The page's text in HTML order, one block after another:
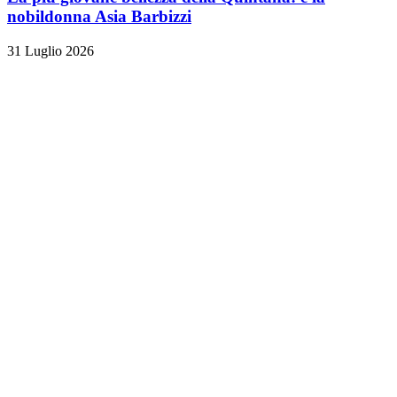
nobildonna Asia Barbizzi
31 Luglio 2026